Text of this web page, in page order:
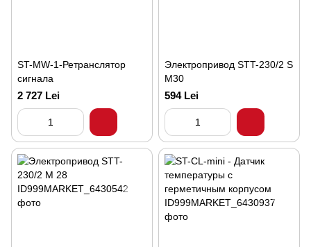
ST-MW-1-Ретранслятор
сигнала
2 727 Lei
Электропривод STT-230/2 S
M30
594 Lei